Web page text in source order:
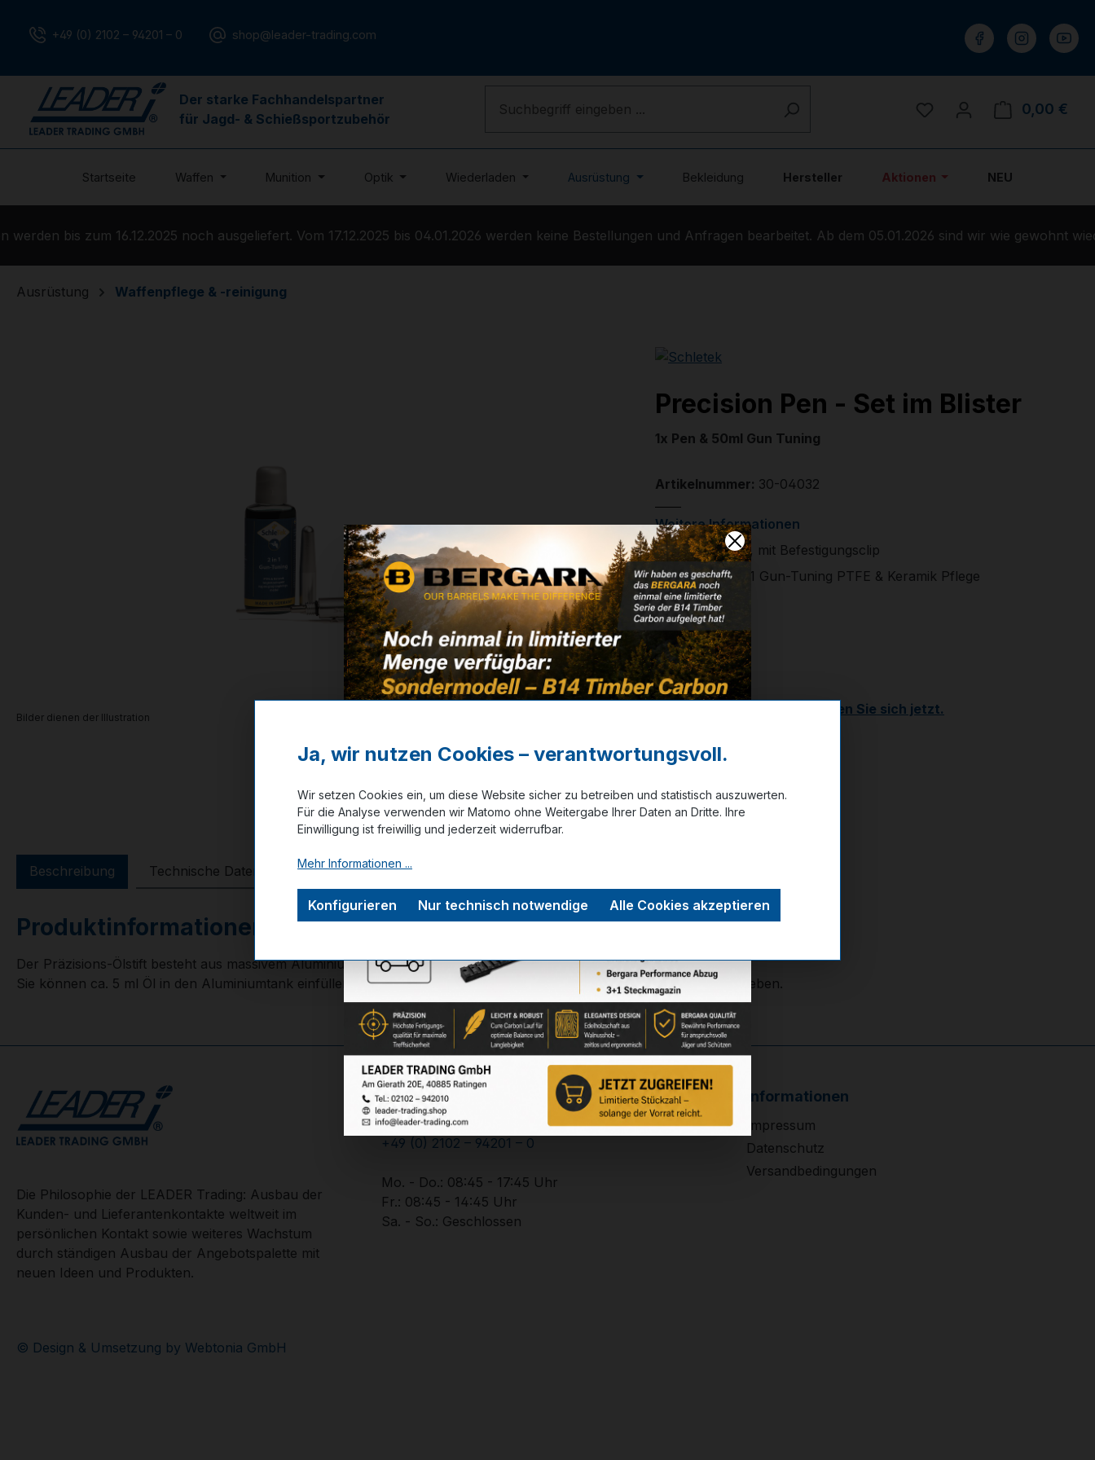
+49 (0) 2102 – 94201 – 0 shop@leader-trading.com
Der starke Fachhandelspartner
für Jagd- & Schießsportzubehör
Du hast 0 Produkte auf
0,00 €
Startseite Waffen Munition Optik Wiederladen Ausrüstung Bekleidung Hersteller Aktionen NEU
bis zum 16.12.2025 noch ausgeliefert. Vom 17.12.2025 bis 04.01.2026 werden keine Bestellungen und Anfragen bearbeitet. Ab dem 05.01.2026 sind wir wie gewohnt
Ausrüstung Waffenpflege & -reinigung
Bilder dienen der Illustration
Precision Pen - Set im Blister
1x Pen & 50ml Gun Tuning
Artikelnummer: 30-04032
Weitere Informationen
✔Set im Blister, mit Befestigungsclip
✔inkl. 50ml 2in1 Gun-Tuning PTFE & Keramik Pflege
45,00 €
✔ Auf Lager
Registrieren Sie sich jetzt.
Zum Merkzettel hinzufügen
Beschreibung Technische Daten GPSR Information
Produktinformationen "Precision Pen - Set im Blister"
Der Präzisions-Ölstift besteht aus massivem Aluminium und gibt kleinste Mengen Öl tropfenweise dosiert ab.
Sie können ca. 5 ml Öl in den Aluminiumtank einfüllen und dann durch Druck auf den Knopf das Öl tropfenweise freigeben.
Die Philosophie der LEADER Trading: Ausbau der
Kunden- und Lieferantenkontakte weltweit im
persönlichen Kontakt sowie weiteres Wachstum
durch ständigen Ausbau der Angebotspalette mit
neuen Ideen und Produkten.
Service-Hotline
Unterstützung zu Ihrer Bestellung:
+49 (0) 2102 – 94201 – 0
Mo. - Do.: 08:45 - 17:45 Uhr
Fr.: 08:45 - 14:45 Uhr
Sa. - So.: Geschlossen
Informationen
Impressum
Datenschutz
Versandbedingungen
© Design & Umsetzung by Webtonia GmbH
Ja, wir nutzen Cookies – verantwortungsvoll.
Wir setzen Cookies ein, um diese Website sicher zu betreiben und statistisch auszuwerten.
Für die Analyse verwenden wir Matomo ohne Weitergabe Ihrer Daten an Dritte. Ihre
Einwilligung ist freiwillig und jederzeit widerrufbar.
Mehr Informationen ...
Nur technisch notwendige
Konfigurieren Alle Cookies akzeptieren